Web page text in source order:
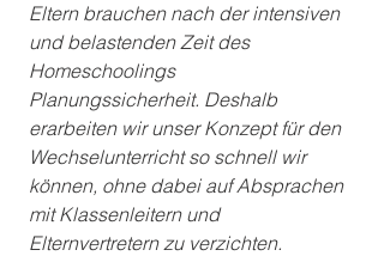
Eltern brauchen nach der intensiven
und belastenden Zeit des
Homeschoolings
Planungssicherheit. Deshalb
erarbeiten wir unser Konzept für den
Wechselunterricht so schnell wir
können, ohne dabei auf Absprachen
mit Klassenleitern und
Elternvertretern zu verzichten.